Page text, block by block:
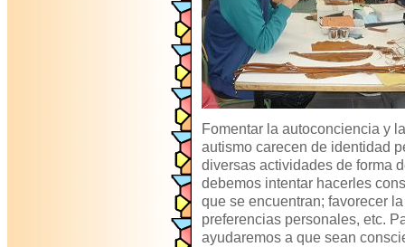
Fomentar la autoconciencia y
autismo carecen de identidad
diversas actividades de forma
debemos intentar hacerles
que se encuentran; favorecer
preferencias personales, etc.
ayudaremos a que sean